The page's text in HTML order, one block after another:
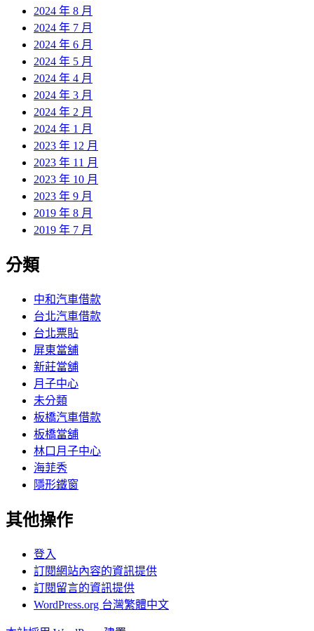
2024 年 8 月
2024 年 7 月
2024 年 6 月
2024 年 5 月
2024 年 4 月
2024 年 3 月
2024 年 2 月
2024 年 1 月
2023 年 12 月
2023 年 11 月
2023 年 10 月
2023 年 9 月
2019 年 8 月
2019 年 7 月
分類
中和汽車借款
台北汽車借款
台北票貼
屏東當舖
新莊當舖
月子中心
未分類
板橋汽車借款
板橋當舖
林口月子中心
海菲秀
隱形鐵窗
其他操作
登入
訂閱網站內容的資訊提供
訂閱留言的資訊提供
WordPress.org 台灣繁體中文